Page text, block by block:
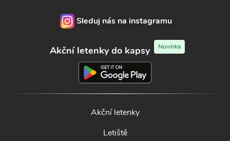
Sleduj nás na instagramu
Akční letenky do kapsy Novinka
Akční letenky
Letiště